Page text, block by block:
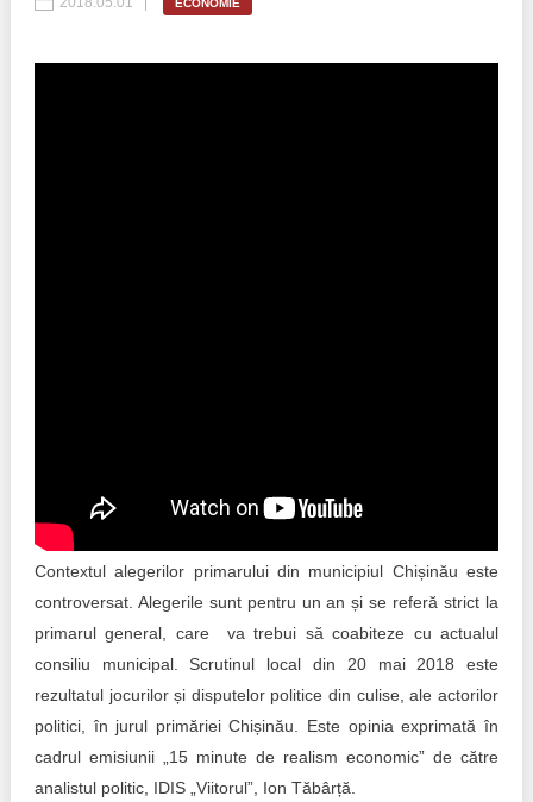
Transparency of state – owned enterprises
Democracy, independence and transparency of key
public institutions in Moldova
Integrity of public procurement in Moldova
ECONOMIE
Contextul alegerilor primarului din municipiul Chișinău este
controversat. Alegerile sunt pentru un an și se referă strict la
primarul general, care va trebui să coabiteze cu actualul
consiliu municipal. Scrutinul local din 20 mai 2018 este
rezultatul jocurilor și disputelor politice din culise, ale actorilor
politici, în jurul primăriei Chișinău. Este opinia exprimată în
cadrul emisiunii „15 minute de realism economic” de către
analistul politic, IDIS „Viitorul”, Ion Tăbârță.